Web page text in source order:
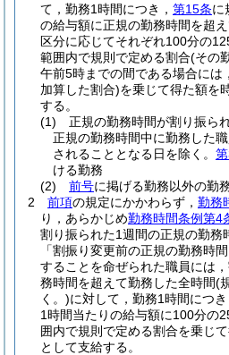
て，勤務1時間につき， 第15条に
の給与額に正規の勤務時間を超
区分に応じてそれぞれ100分の
範囲内で規則で定める割合(その
午前5時までの間である場合には
加算した割合)を乗じて得た額を
する。
(1)
正規の勤務時間が割り振ら
正規の勤務時間中に勤務した
されることとなる日を除く。
ける勤務
(2)
前号に掲げる勤務以外の勤
2
前項の規定にかかわらず， 勤務
り，あらかじめ勤務時間条例第4
割り振られた1週間の正規の勤務
「割振り変更前の正規の勤務時
することを命ぜられた職員には
務時間を超えて勤務した全時間(
く。)に対して，勤務1時間につき
1時間当たりの給与額に100分の
囲内で規則で定める割合を乗じ
として支給する。